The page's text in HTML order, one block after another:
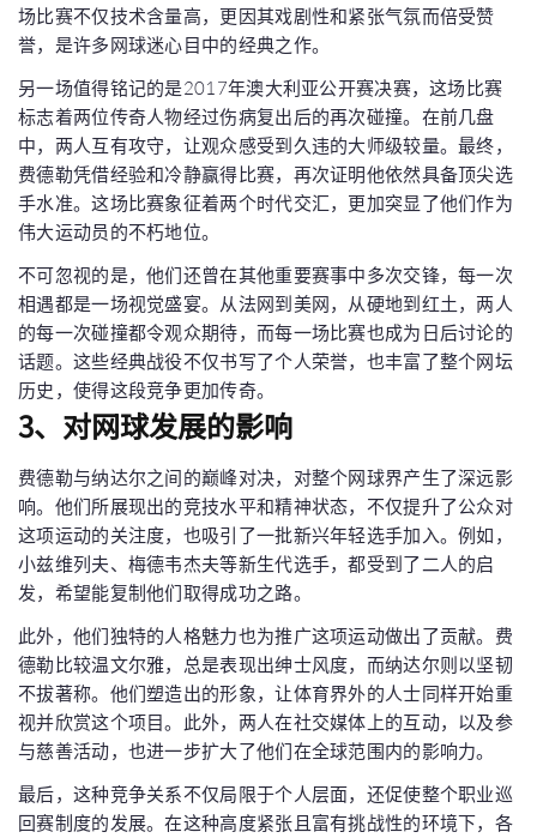
场比赛不仅技术含量高，更因其戏剧性和紧张气氛而倍受赞
誉，是许多网球迷心目中的经典之作。
另一场值得铭记的是2017年澳大利亚公开赛决赛，这场比赛
标志着两位传奇人物经过伤病复出后的再次碰撞。在前几盘
中，两人互有攻守，让观众感受到久违的大师级较量。最终，
费德勒凭借经验和冷静赢得比赛，再次证明他依然具备顶尖选
手水准。这场比赛象征着两个时代交汇，更加突显了他们作为
伟大运动员的不朽地位。
不可忽视的是，他们还曾在其他重要赛事中多次交锋，每一次
相遇都是一场视觉盛宴。从法网到美网，从硬地到红土，两人
的每一次碰撞都令观众期待，而每一场比赛也成为日后讨论的
话题。这些经典战役不仅书写了个人荣誉，也丰富了整个网坛
历史，使得这段竞争更加传奇。
3、对网球发展的影响
费德勒与纳达尔之间的巅峰对决，对整个网球界产生了深远影
响。他们所展现出的竞技水平和精神状态，不仅提升了公众对
这项运动的关注度，也吸引了一批新兴年轻选手加入。例如，
小兹维列夫、梅德韦杰夫等新生代选手，都受到了二人的启
发，希望能复制他们取得成功之路。
此外，他们独特的人格魅力也为推广这项运动做出了贡献。费
德勒比较温文尔雅，总是表现出绅士风度，而纳达尔则以坚韧
不拔著称。他们塑造出的形象，让体育界外的人士同样开始重
视并欣赏这个项目。此外，两人在社交媒体上的互动，以及参
与慈善活动，也进一步扩大了他们在全球范围内的影响力。
最后，这种竞争关系不仅局限于个人层面，还促使整个职业巡
回赛制度的发展。在这种高度紧张且富有挑战性的环境下，各